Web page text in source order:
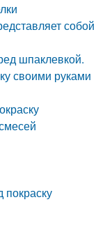
собой
шпаклевкой.
своими руками
покраску